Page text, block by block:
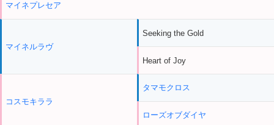
マイネプレセア
マイネルラヴ
コスモキララ
Seeking the Gold
Heart of Joy
タマモクロス
ローズオブダイヤ